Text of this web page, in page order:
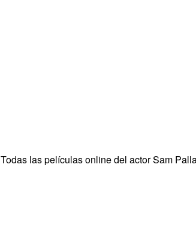
Todas las películas online del actor Sam